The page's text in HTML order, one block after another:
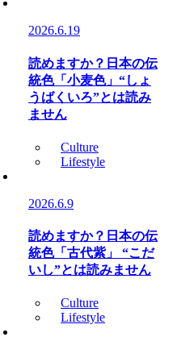
2026.6.19
読めますか？日本の伝
統色「小麦色」“しょ
うばくいろ”とは読み
ません
Culture
Lifestyle
2026.6.9
読めますか？日本の伝
統色「古代紫」 “こだ
いし”とは読みません
Culture
Lifestyle